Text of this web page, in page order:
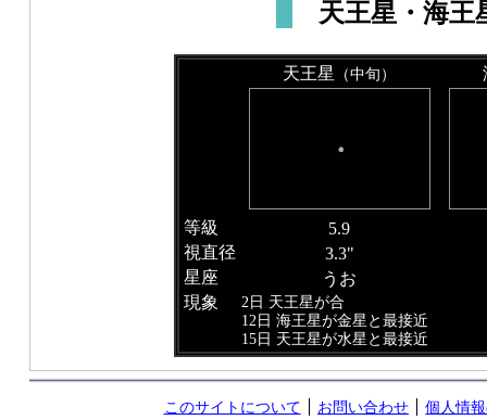
天王星・海王
天王星 （中旬）
等級
5.9
視直径
3.3"
星座
うお
現象
2日 天王星が合
12日 海王星が金星と最接近
15日 天王星が水星と最接近
このサイトについて お問い合わせ
個人情